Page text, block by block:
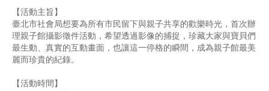
【活動主旨】
臺北市社會局想要為所有市民留下與親子共享的歡樂時光，首次辦
理親子館攝影徵件活動，希望透過影像的捕捉，珍藏大家與寶貝們
最生動、真實的互動畫面，也讓這一停格的瞬間，成為親子館最美
麗而珍貴的紀錄。
【活動時間】